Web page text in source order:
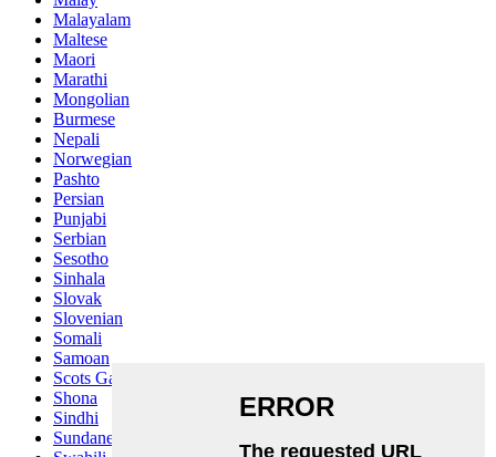
Malayalam
Maltese
Maori
Marathi
Mongolian
Burmese
Nepali
Norwegian
Pashto
Persian
Punjabi
Serbian
Sesotho
Sinhala
Slovak
Slovenian
Somali
Samoan
Scots Gaelic
Shona
Sindhi
Sundanese